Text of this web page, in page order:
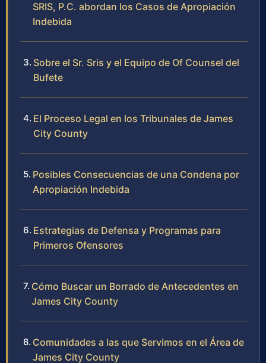
SRIS, P.C. abordan los Casos de Apropiación
Indebida
Sobre el Sr. Sris y el Equipo de Of Counsel del
Bufete
El Proceso Legal en los Tribunales de James
City County
Posibles Consecuencias de una Condena por
Apropiación Indebida
Estrategias de Defensa y Programas para
Primeros Ofensores
Cómo Buscar un Borrado de Antecedentes en
James City County
Comunidades a las que Servimos en el Área de
James City County